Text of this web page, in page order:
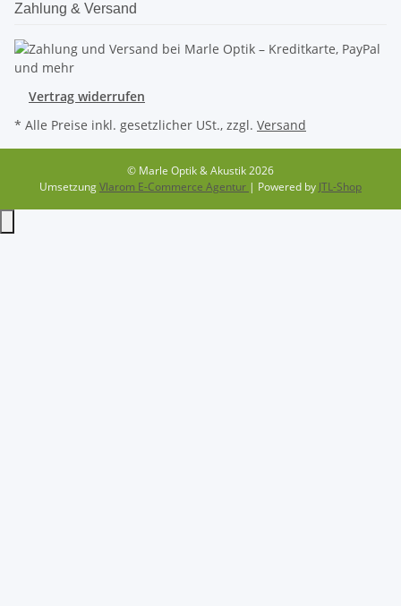
Zahlung & Versand
Vertrag widerrufen
* Alle Preise inkl. gesetzlicher USt., zzgl. Versand
© Marle Optik & Akustik 2026
UmsetzungVlarom E-Commerce Agentur | Powered by JTL-Shop